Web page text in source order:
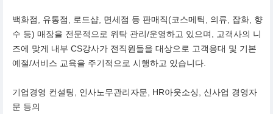
백화점, 유통점, 로드샵, 면세점 등 판매직(코스메틱, 의류, 잡화, 향
수 등) 매장을 전문적으로 위탁 관리/운영하고 있으며, 고객사의 니
즈에 맞게 내부 CS강사가 전직원들을 대상으로 고객응대 및 기본
예절/서비스 교육을 주기적으로 시행하고 있습니다.
기업경영 컨설팅, 인사노무관리자문, HR아웃소싱, 신사업 경영자
문 등의